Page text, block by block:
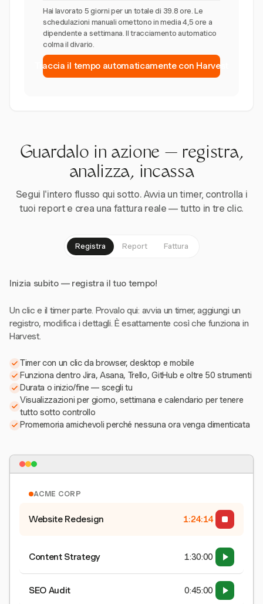
Hai lavorato 5 giorni per un totale di 39.8 ore. Le
schedulazioni manuali omettono in media 4,5 ore a
dipendente a settimana. Il tracciamento automatico
colma il divario.
Traccia il tempo automaticamente con Harvest
Guardalo in azione — registra,
analizza, incassa
Segui l'intero flusso qui sotto. Avvia un timer, controlla i
tuoi report e crea una fattura reale — tutto in tre clic.
Registra Report Fattura
Inizia subito — registra il tuo tempo!
Un clic e il timer parte. Provalo qui: avvia un timer, aggiungi un
registro, modifica i dettagli. È esattamente così che funziona in
Harvest.
Timer con un clic da browser, desktop e mobile
Funziona dentro Jira, Asana, Trello, GitHub e oltre 50 strumenti
Durata o inizio/fine — scegli tu
Visualizzazioni per giorno, settimana e calendario per tenere
tutto sotto controllo
Promemoria amichevoli perché nessuna ora venga dimenticata
ACME CORP
Website Redesign 1:24:15
Content Strategy 1:30:00
SEO Audit 0:45:00